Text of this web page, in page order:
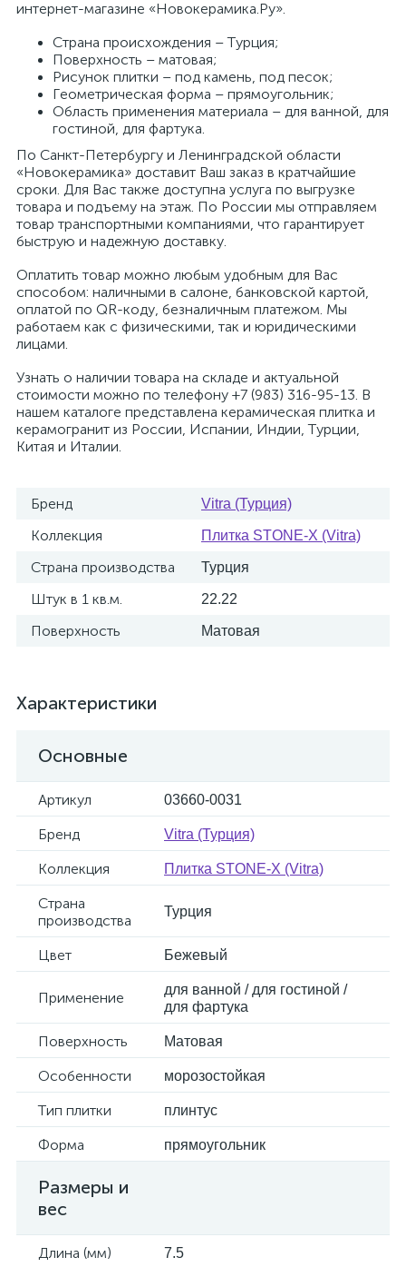
интернет-магазине «Новокерамика.Ру».
Страна происхождения – Турция;
Поверхность – матовая;
Рисунок плитки – под камень, под песок;
Геометрическая форма – прямоугольник;
Область применения материала – для ванной, для
гостиной, для фартука.
По Санкт-Петербургу и Ленинградской области
«Новокерамика» доставит Ваш заказ в кратчайшие
сроки. Для Вас также доступна услуга по выгрузке
товара и подъему на этаж. По России мы отправляем
товар транспортными компаниями, что гарантирует
быструю и надежную доставку.
Оплатить товар можно любым удобным для Вас
способом: наличными в салоне, банковской картой,
оплатой по QR-коду, безналичным платежом. Мы
работаем как с физическими, так и юридическими
лицами.
Узнать о наличии товара на складе и актуальной
стоимости можно по телефону +7 (983) 316-95-13. В
нашем каталоге представлена керамическая плитка и
керамогранит из России, Испании, Индии, Турции,
Китая и Италии.
Бренд Vitra (Турция)
Коллекция Плитка STONE-X (Vitra)
Страна производства Турция
Штук в 1 кв.м. 22.22
Поверхность Матовая
Характеристики
Основные
Артикул 03660-0031
Бренд Vitra (Турция)
Коллекция Плитка STONE-X (Vitra)
Страна
производства
Турция
Цвет Бежевый
Применение
для ванной / для гостиной /
для фартука
Поверхность Матовая
Особенности морозостойкая
Тип плитки плинтус
Форма прямоугольник
Размеры и
вес
Длина (мм) 7.5